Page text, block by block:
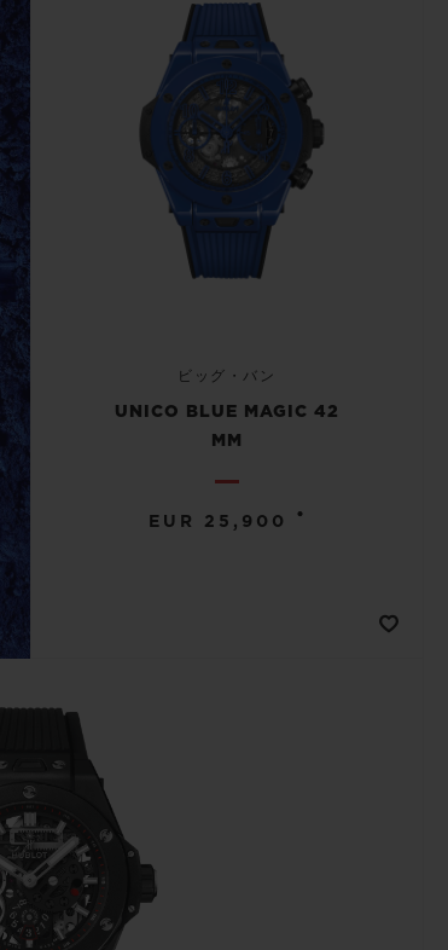
ビッグ・バン
UNICO BLUE MAGIC 42
MM
EUR 25,900 •
ーチ